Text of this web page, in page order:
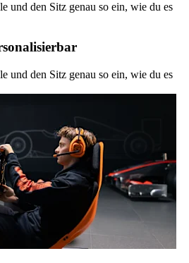
und den Sitz genau so ein, wie du es
und den Sitz genau so ein, wie du es